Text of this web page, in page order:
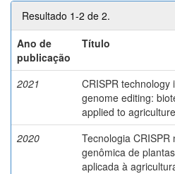
Resultado 1-2 de 2.
Ano de
publicação
Título
2021
CRISPR technology
genome editing:
applied to
2020
Tecnologia CRISPR
genômica de
aplicada à